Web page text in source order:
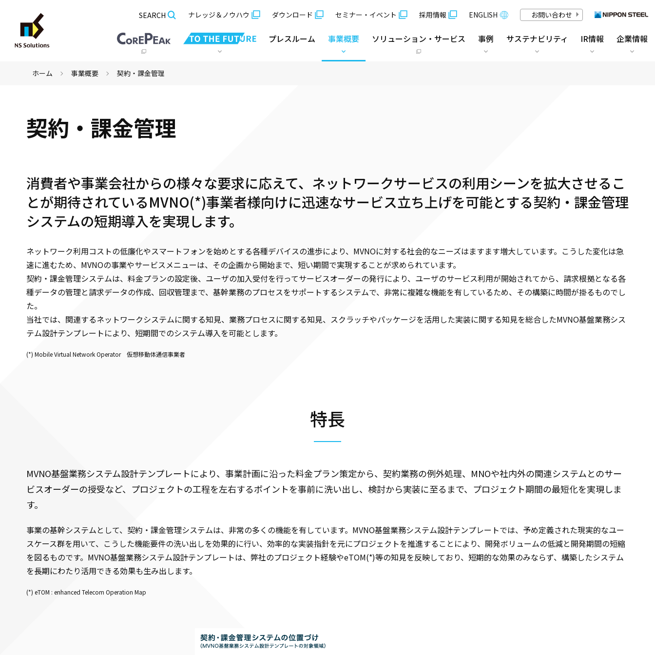
SEARCH ナレッジ＆ノウハウ ダウンロード セミナー・イベント 採用情報 ENGLISH お問い合わせ
プレスルーム 事業概要 ソリューション・サービス 事例 サステナビリティ IR情報 企業情報
ホーム 事業概要 契約・課金管理
契約・課金管理
消費者や事業会社からの様々な要求に応えて、ネットワークサービスの利用シーンを拡大させるこ
とが期待されているMVNO(*)事業者様向けに迅速なサービス立ち上げを可能とする契約・課金管理
システムの短期導入を実現します。
ネットワーク利用コストの低廉化やスマートフォンを始めとする各種デバイスの進歩により、MVNOに対する社会的なニーズはますます増大しています。こうした変化は急
速に進むため、MVNOの事業やサービスメニューは、その企画から開始まで、短い期間で実現することが求められています。
契約・課金管理システムは、料金プランの設定後、ユーザの加入受付を行ってサービスオーダーの発行により、ユーザのサービス利用が開始されてから、請求根拠となる各
種データの管理と請求データの作成、回収管理まで、基幹業務のプロセスをサポートするシステムで、非常に複雑な機能を有しているため、その構築に時間が掛るものでし
た。
当社では、関連するネットワークシステムに関する知見、業務プロセスに関する知見、スクラッチやパッケージを活用した実装に関する知見を総合したMVNO基盤業務シス
テム設計テンプレートにより、短期間でのシステム導入を可能とします。
(*) Mobile Virtual Network Operator 仮想移動体通信事業者
特長
MVNO基盤業務システム設計テンプレートにより、事業計画に沿った料金プラン策定から、契約業務の例外処理、MNOや社内外の関連システムとのサー
ビスオーダーの授受など、プロジェクトの工程を左右するポイントを事前に洗い出し、検討から実装に至るまで、プロジェクト期間の最短化を実現しま
す。
事業の基幹システムとして、契約・課金管理システムは、非常の多くの機能を有しています。MVNO基盤業務システム設計テンプレートでは、予め定義された現実的なユー
スケース群を用いて、こうした機能要件の洗い出しを効果的に行い、効率的な実装指針を元にプロジェクトを推進することにより、開発ボリュームの低減と開発期間の短縮
を図るものです。MVNO基盤業務システム設計テンプレートは、弊社のプロジェクト経験やeTOM(*)等の知見を反映しており、短期的な効果のみならず、構築したシステム
を長期にわたり活用できる効果も生み出します。
(*) eTOM : enhanced Telecom Operation Map